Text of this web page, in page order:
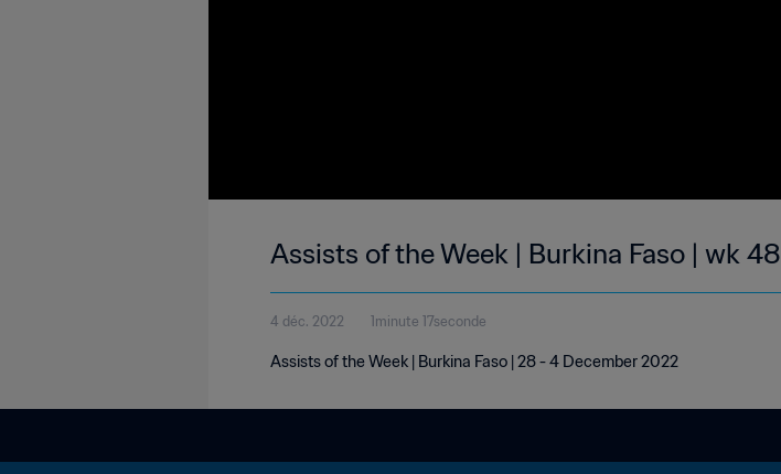
Assists of the Week | Burkina Faso | wk 48
4 déc. 2022 1minute 17seconde
Assists of the Week | Burkina Faso | 28 - 4 December 2022